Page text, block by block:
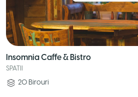
Insomnia Caffe & Bistro
SPATII
20 Birouri